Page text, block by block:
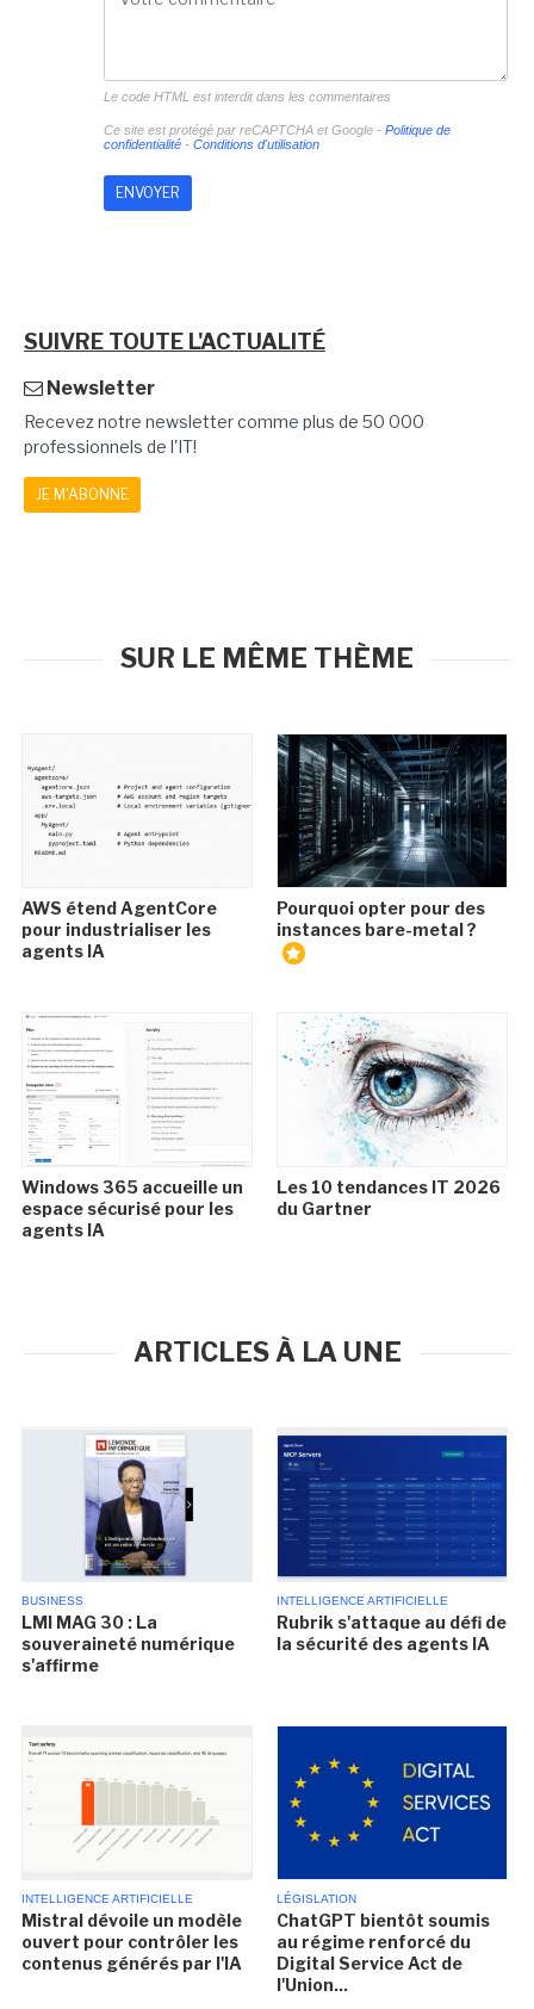
Le code HTML est interdit dans les commentaires
Ce site est protégé par reCAPTCHA et Google - Politique de
confidentialité- Conditions d'utilisation
SUIVRE TOUTE L'ACTUALITÉ
Newsletter
Recevez notre newsletter comme plus de 50 000
professionnels de l'IT!
JE M'ABONNE
SUR LE MÊME THÈME
AWS étend AgentCore
pour industrialiser les
agents IA
Pourquoi opter pour des
instances bare-metal ?
Windows 365 accueille un
espace sécurisé pour les
agents IA
Les 10 tendances IT 2026
du Gartner
ARTICLES À LA UNE
BUSINESS
LMI MAG 30 : La
souveraineté numérique
s'affirme
INTELLIGENCE ARTIFICIELLE
Rubrik s'attaque au défi de
la sécurité des agents IA
INTELLIGENCE ARTIFICIELLE
Mistral dévoile un modèle
ouvert pour contrôler les
contenus générés par l'IA
LÉGISLATION
ChatGPT bientôt soumis
au régime renforcé du
Digital Service Act de
l'Union...